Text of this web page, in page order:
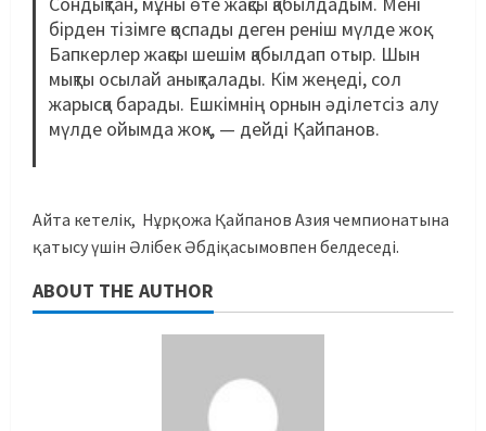
бірден тізімге қоспады деген реніш мүлде жоқ.
Бапкерлер жақсы шешім қабылдап отыр. Шын
мықты осылай анықталады. Кім жеңеді, сол
жарысқа барады. Ешкімнің орнын әділетсіз алу
мүлде ойымда жоқ», — дейді Қайпанов.
Айта кетелік, Нұрқожа Қайпанов Азия чемпионатына
қатысу үшін Әлібек Әбдіқасымовпен белдеседі.
ABOUT THE AUTHOR